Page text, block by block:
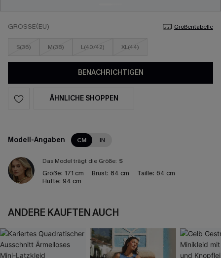
GRÖSSE(EU) Größentabelle
S(36) M(38) L(40/42) XL(44)
BENACHRICHTIGEN
ÄHNLICHE SHOPPEN
Modell-Angaben CM IN
Das Model trägt die Größe: S
Größe: 171 cm Brust: 84 cm Taille: 64 cm
Hüfte: 94 cm
ANDERE KAUFTEN AUCH